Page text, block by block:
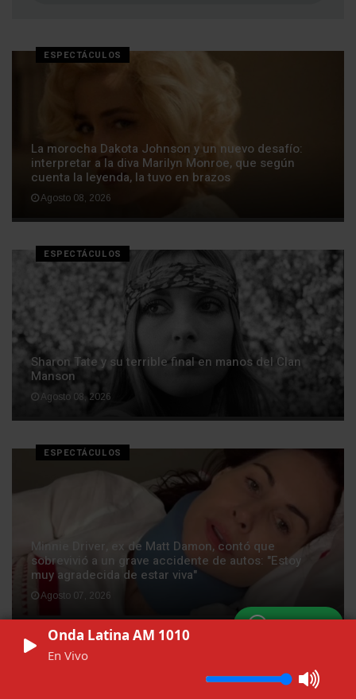
Onda Latina AM 1010
En Vivo
WhatsApp
ESPECTÁCULOS
La morocha Dakota Johnson y un nuevo desafío:
interpretar a la diva Marilyn Monroe, que según
cuenta la leyenda, la tuvo en brazos
Agosto 08, 2026
ESPECTÁCULOS
Sharon Tate y su terrible final en manos del Clan
Manson
Agosto 08, 2026
ESPECTÁCULOS
Minnie Driver, ex de Matt Damon, contó que
sobrevivió a un grave accidente de autos: "Estoy
muy agradecida de estar viva"
Agosto 07, 2026
ESPECTÁCULOS